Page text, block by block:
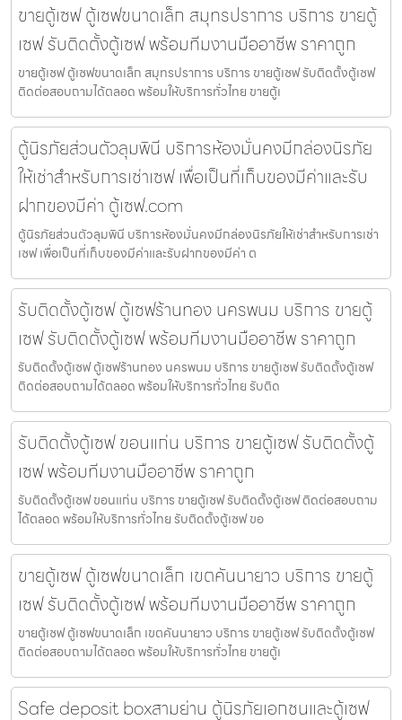
ขายตู้เซฟ ตู้เซฟขนาดเล็ก สมุทรปราการ บริการ ขายตู้
เซฟ รับติดตั้งตู้เซฟ พร้อมทีมงานมืออาชีพ ราคาถูก
ขายตู้เซฟ ตู้เซฟขนาดเล็ก สมุทรปราการ บริการ ขายตู้เซฟ รับติดตั้งตู้เซฟ
ติดต่อสอบถามได้ตลอด พร้อมให้บริการทั่วไทย ขายตู้เ
ตู้นิรภัยส่วนตัวลุมพินี บริการห้องมั่นคงมีกล่องนิรภัย
ให้เช่าสำหรับการเช่าเซฟ เพื่อเป็นที่เก็บของมีค่าและรับ
ฝากของมีค่า ตู้เซฟ.com
ตู้นิรภัยส่วนตัวลุมพินี บริการห้องมั่นคงมีกล่องนิรภัยให้เช่าสำหรับการเช่า
เซฟ เพื่อเป็นที่เก็บของมีค่าและรับฝากของมีค่า ต
รับติดตั้งตู้เซฟ ตู้เซฟร้านทอง นครพนม บริการ ขายตู้
เซฟ รับติดตั้งตู้เซฟ พร้อมทีมงานมืออาชีพ ราคาถูก
รับติดตั้งตู้เซฟ ตู้เซฟร้านทอง นครพนม บริการ ขายตู้เซฟ รับติดตั้งตู้เซฟ
ติดต่อสอบถามได้ตลอด พร้อมให้บริการทั่วไทย รับติด
รับติดตั้งตู้เซฟ ขอนแก่น บริการ ขายตู้เซฟ รับติดตั้งตู้
เซฟ พร้อมทีมงานมืออาชีพ ราคาถูก
รับติดตั้งตู้เซฟ ขอนแก่น บริการ ขายตู้เซฟ รับติดตั้งตู้เซฟ ติดต่อสอบถาม
ได้ตลอด พร้อมให้บริการทั่วไทย รับติดตั้งตู้เซฟ ขอ
ขายตู้เซฟ ตู้เซฟขนาดเล็ก เขตคันนายาว บริการ ขายตู้
เซฟ รับติดตั้งตู้เซฟ พร้อมทีมงานมืออาชีพ ราคาถูก
ขายตู้เซฟ ตู้เซฟขนาดเล็ก เขตคันนายาว บริการ ขายตู้เซฟ รับติดตั้งตู้เซฟ
ติดต่อสอบถามได้ตลอด พร้อมให้บริการทั่วไทย ขายตู้เ
Safe deposit boxสามย่าน ตู้นิรภัยเอกชนและตู้เซฟ